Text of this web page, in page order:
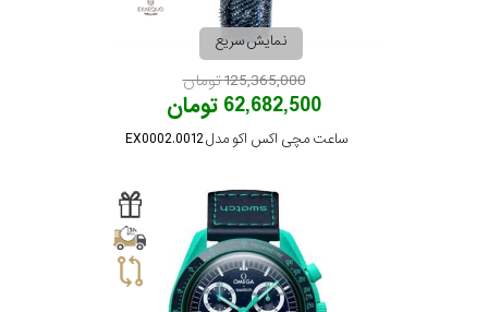
نمایش سریع
125,365,000 تومان
62,682,500 تومان
ساعت مچی اکس اکو مدل EX0002.0012